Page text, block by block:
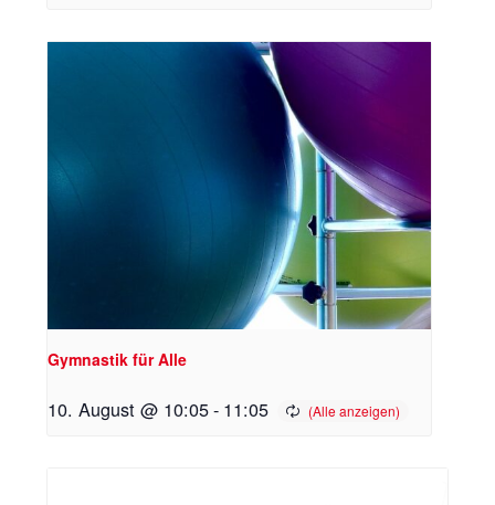
Gymnastik für Alle
10. August @ 10:05- 11:05